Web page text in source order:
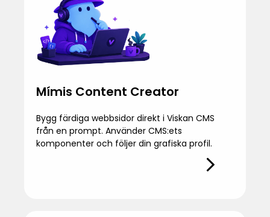
Mímis Content Creator
Bygg färdiga webbsidor direkt i Viskan CMS
från en prompt. Använder CMS:ets
komponenter och följer din grafiska profil.